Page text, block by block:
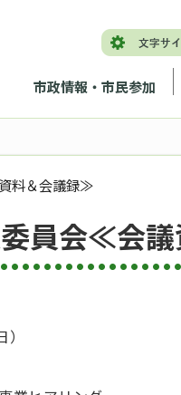
市政情報・市民参加
料＆会議録≫
員会≪会